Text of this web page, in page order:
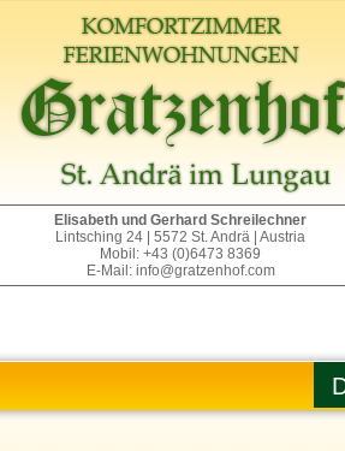
Elisabeth und Gerhard Schreilechner
Lintsching 24 | 5572 St. Andrä | Austria
Mobil: +43 (0)6473 8369
E-Mail: info@gratzenhof.com